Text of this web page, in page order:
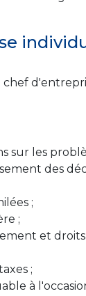
chef
sur les
des
;
;
et
;
à